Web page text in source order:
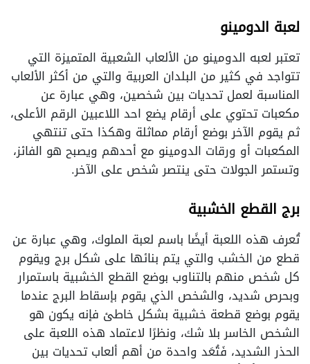
لعبة الدومينو
تعتبر لعبه الدومينو من الألعاب الشعبية المتميزة التي
تتواجد في كثير من البلدان العربية والتي من أكثر الألعاب
المناسبة لعمل تحديات بين شخصين، وهي عبارة عن
مكعبات تحتوي على أرقام يضع احد اللاعبين الرقم الأعلى،
ثم يقوم الآخر بوضع أرقام مماثلة وهكذا حتى تنتهي
المكعبات أو ورقات الدومينو مع أحدهم ويصبح هو الفائز،
وتستمر الجولات حتى ينتصر شخص على الآخر.
برج القطع الخشبية
تُعرف هذه اللعبة أيضًا باسم لعبة الملوك، وهي عبارة عن
قطع من الخشب والتي يتم بنائها على شكل برج ويقوم
كل شخص منهم بالتناوب بوضع القطع الخشبية باستمرار
وبحرص شديد، والشخص الذي يقوم بإسقاط البرج عندما
يقوم بوضع قطعة خشبية بشكل خاطئ فإنه يكون هو
الشخص الخاسر بلا شك، ونظرًا لاعتماد هذه اللعبة على
الحذر الشديد، فَتُعَد واحدة من أهم ألعاب تحديات بين